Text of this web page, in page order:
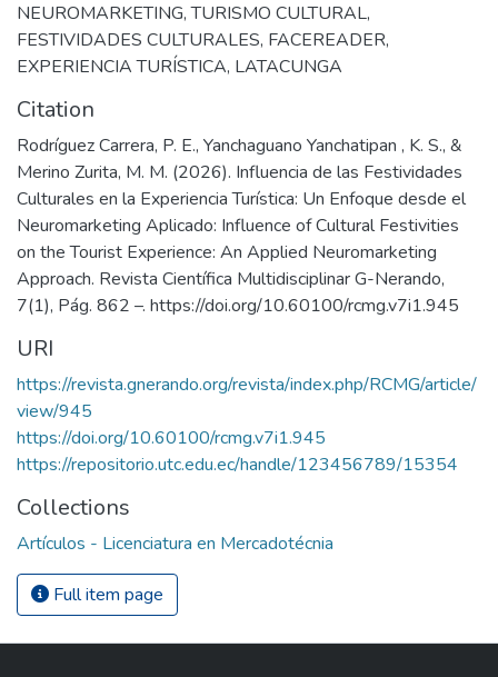
NEUROMARKETING,TURISMO CULTURAL,
FESTIVIDADES CULTURALES, FACEREADER,
EXPERIENCIA TURÍSTICA, LATACUNGA
Citation
Rodríguez Carrera, P. E., Yanchaguano Yanchatipan , K. S., &
Merino Zurita, M. M. (2026). Influencia de las Festividades
Culturales en la Experiencia Turística: Un Enfoque desde el
Neuromarketing Aplicado: Influence of Cultural Festivities
on the Tourist Experience: An Applied Neuromarketing
Approach. Revista Científica Multidisciplinar G-Nerando,
7(1), Pág. 862 –. https://doi.org/10.60100/rcmg.v7i1.945
URI
https://revista.gnerando.org/revista/index.php/RCMG/article/
view/945
https://doi.org/10.60100/rcmg.v7i1.945
https://repositorio.utc.edu.ec/handle/123456789/15354
Collections
Artículos - Licenciatura en Mercadotécnia
Full item page